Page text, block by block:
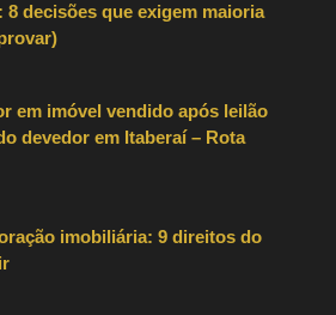
decisões que exigem maioria
em imóvel vendido após leilão
devedor em Itaberaí – Rota
imobiliária: 9 direitos do